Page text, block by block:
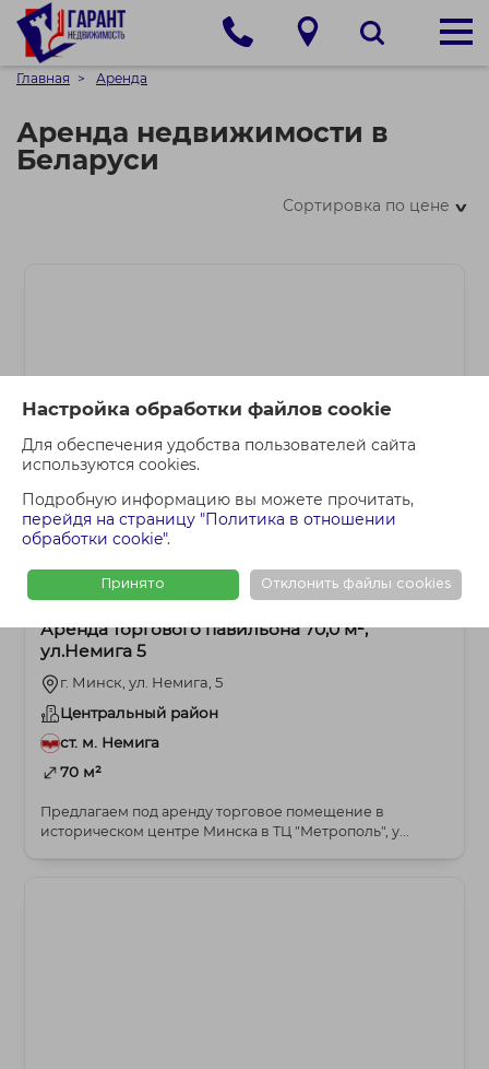
Настройка обработки файлов cookie
Для обеспечения удобства пользователей сайта
используются cookies.
Подробную информацию вы можете прочитать,
перейдя на страницу "Политика в отношении
обработки cookie".
Принято Отклонить файлы cookies
Главная Аренда
Аренда недвижимости в
Беларуси
Сортировка по цене>
Офисное 2 865 BYN
Аренда торгового павильона 70,0 м²,
ул.Немига 5
г. Минск, ул. Немига, 5
Центральный район
ст. м. Немига
70 м²
Предлагаем под аренду торговое помещение в
историческом центре Минска в ТЦ "Метрополь", у...